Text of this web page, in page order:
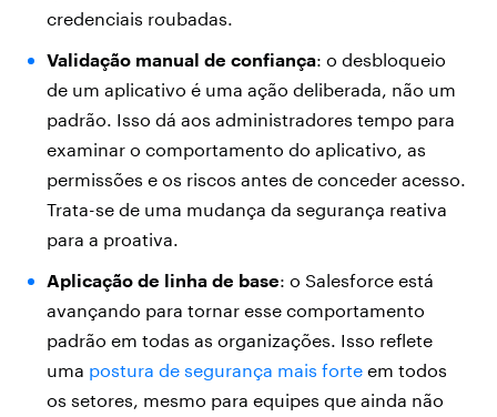
credenciais roubadas.
Validação manual de confiança: o desbloqueio
de um aplicativo é uma ação deliberada, não um
padrão. Isso dá aos administradores tempo para
examinar o comportamento do aplicativo, as
permissões e os riscos antes de conceder acesso.
Trata-se de uma mudança da segurança reativa
para a proativa.
Aplicação de linha de base: o Salesforce está
avançando para tornar esse comportamento
padrão em todas as organizações. Isso reflete
uma postura de segurança mais forteem todos
os setores, mesmo para equipes que ainda não